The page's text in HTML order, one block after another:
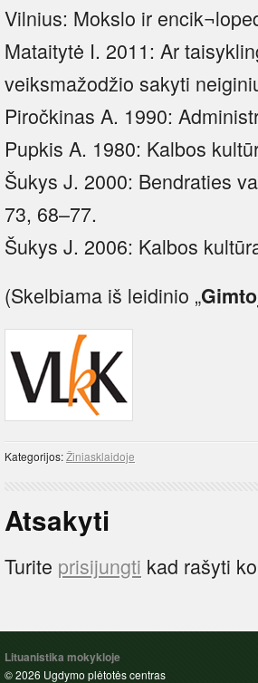
Vilnius: Mokslo ir
Mataitytė I. 2011: Ar
veiksmažodžio sakyti
Piročkinas A. 1990:
Pupkis A. 1980: Kalbos
Šukys J. 2000: Bendraties
73, 68–77.
Šukys J. 2006: Kalbos
(Skelbiama iš leidinio „
Kategorijos:Žiniasklaidoje
Atsakyti
Turite prisijungti kad rašyti
Lituanistika mokykloje
© 2026 Ugdymo plėtotės centras